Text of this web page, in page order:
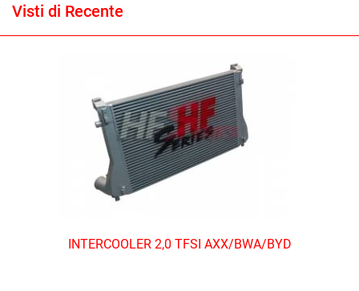
Visti di Recente
INTERCOOLER 2,0 TFSI AXX/BWA/BYD